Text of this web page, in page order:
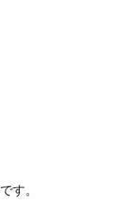
す。